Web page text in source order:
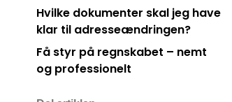
Hvilke dokumenter skal jeg have
klar til adresseændringen?
Få styr på regnskabet – nemt
og professionelt